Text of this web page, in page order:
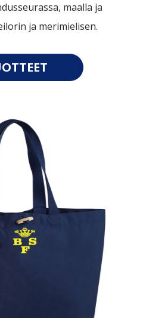
maalla ja
ja merimielisen.